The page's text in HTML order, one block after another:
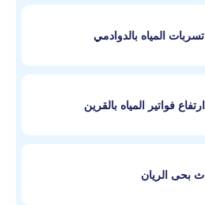
المياه بالدوادمي
فواتير المياه بالقرين
بحى الريان